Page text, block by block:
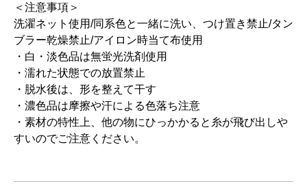
＜注意事項＞
洗濯ネット使用/同系色と一緒に洗い、つけ置き禁止/タン
ブラー乾燥禁止/アイロン時当て布使用
・白・淡色品は無蛍光洗剤使用
・濡れた状態での放置禁止
・脱水後は、形を整えて干す
・濃色品は摩擦や汗による色落ち注意
・素材の特性上、他の物にひっかかると糸が飛び出しや
すいのでご注意ください。